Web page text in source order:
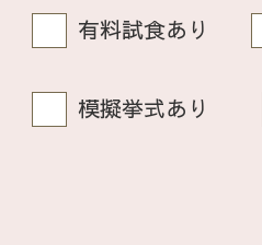
有料試食あり
模擬挙式あり